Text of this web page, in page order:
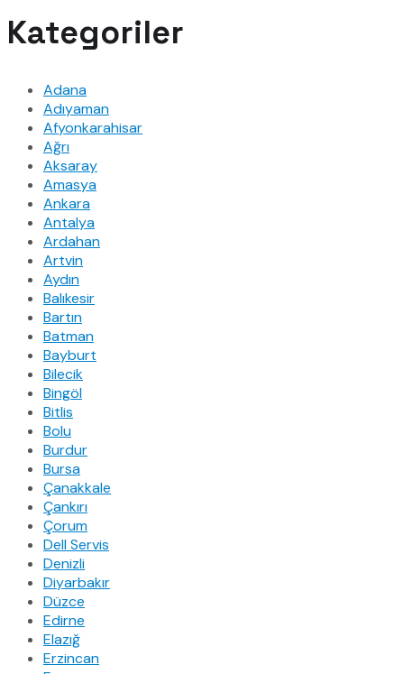
Kategoriler
Adana
Adıyaman
Afyonkarahisar
Ağrı
Aksaray
Amasya
Ankara
Antalya
Ardahan
Artvin
Aydın
Balıkesir
Bartın
Batman
Bayburt
Bilecik
Bingöl
Bitlis
Bolu
Burdur
Bursa
Çanakkale
Çankırı
Çorum
Dell Servis
Denizli
Diyarbakır
Düzce
Edirne
Elazığ
Erzincan